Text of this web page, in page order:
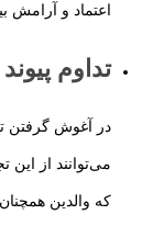
اعتماد و آرامش
تداوم
در آغوش گرفتن
می‌توانند از این
که والدین